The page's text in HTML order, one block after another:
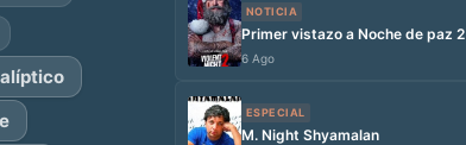
NOTICIA
Primer vistazo a Noche de paz 2
6 Ago
ESPECIAL
M. Night Shyamalan